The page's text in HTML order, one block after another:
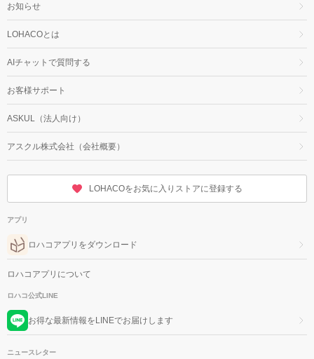
お知らせ
LOHACOとは
AIチャットで質問する
お客様サポート
ASKUL（法人向け）
アスクル株式会社（会社概要）
LOHACOをお気に入りストアに登録する
アプリ
ロハコアプリをダウンロード
ロハコアプリについて
ロハコ公式LINE
お得な最新情報をLINEでお届けします
ニュースレター